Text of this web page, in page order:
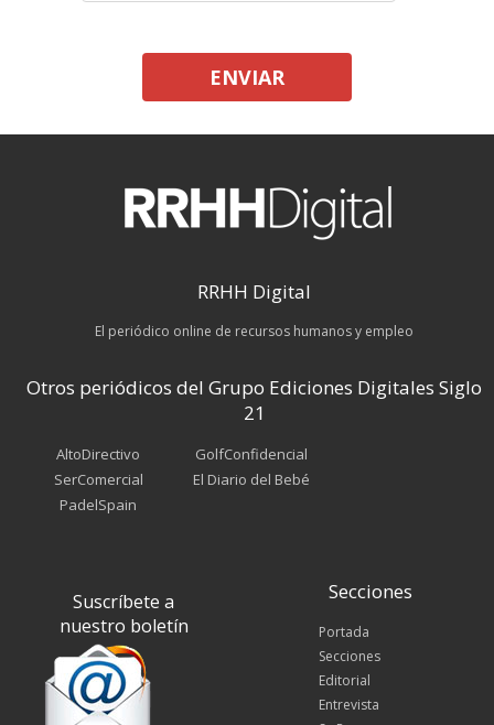
ENVIAR
RRHH Digital
El periódico online de recursos humanos y empleo
Otros periódicos del Grupo Ediciones Digitales Siglo
21
AltoDirectivo
SerComercial
PadelSpain
GolfConfidencial
El Diario del Bebé
Suscríbete a
nuestro boletín
Secciones
Portada
Secciones
Editorial
Entrevista